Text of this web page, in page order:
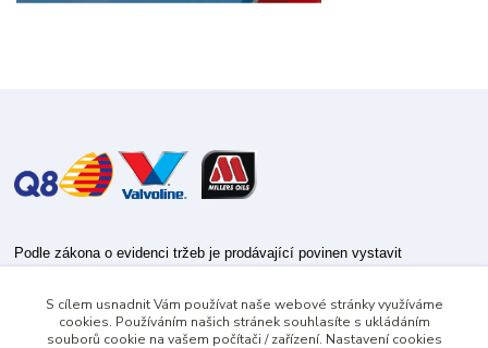
Podle zákona o evidenci tržeb je prodávající povinen vystavit
Zároveň je povinen zaevidovat přijatou tržbu u správce daně online; v
případě technického výpadku pak nejpozději do 48 hodin.
S cílem usnadnit Vám používat naše webové stránky využíváme
cookies. Používáním našich stránek souhlasíte s ukládáním
souborů cookie na vašem počítači / zařízení. Nastavení cookies